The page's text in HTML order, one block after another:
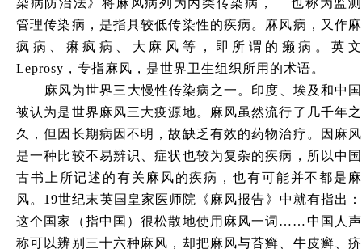
染病防治法》将麻风病列为丙类传染病，
也称为监测
管理传染病，是指具较低传染性的疾病。麻风病，又作麻
疯病、痳疯病、大麻风等，即所谓的癞病。英文
Leprosy，专指麻风，是世界卫生组织所用的术语。
麻风为世界三大慢性传染病之一。印度、埃及和中国
被认为是世界麻风三大疫源地。麻风虽然流行了几千年之
久，但因长期病因不明，故缺乏有效的药物治疗。因麻风
是一种比较不易辨识、症状也较为复杂的疾病，所以中国
古书上所记述的有关麻风的疾病，也有可能并不都是麻
风。 19世纪末英国皇家医师院《麻风报告》中就有指出：
这个国家（指中国）很松散地使用麻风一词……中国人声
称可以辨别三十六种麻风，却把麻风与苔癣、牛皮癣、疥